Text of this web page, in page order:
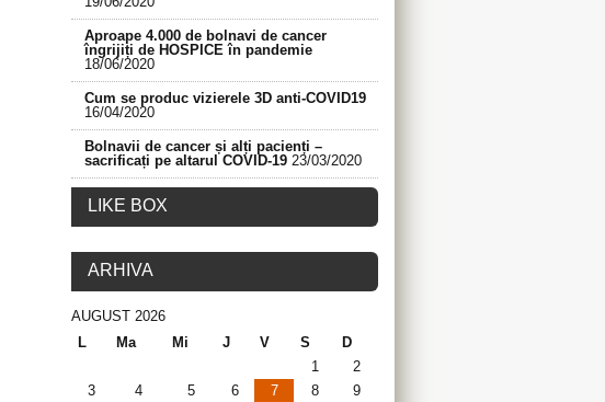
Aproape 4.000 de bolnavi de cancer
îngrijiți de HOSPICE în pandemie
18/06/2020
Cum se produc vizierele 3D anti-COVID19
16/04/2020
Bolnavii de cancer și alți pacienți –
sacrificați pe altarul COVID-19 23/03/2020
LIKE BOX
ARHIVA
AUGUST 2026
L
Ma Mi J V S
D
1
2
3
4 5 6 7 8
9